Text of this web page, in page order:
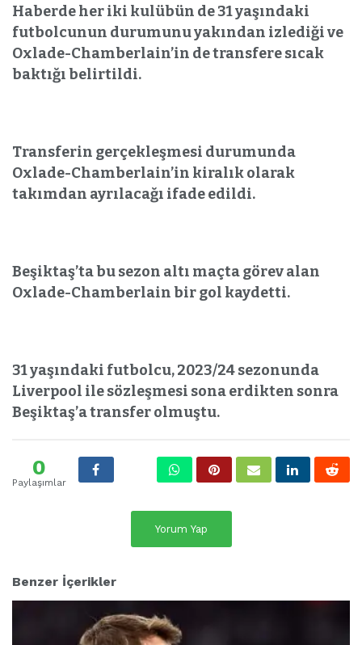
Haberde her iki kulübün de 31 yaşındaki
futbolcunun durumunu yakından izlediği ve
Oxlade-Chamberlain’in de transfere sıcak
baktığı belirtildi.
Transferin gerçekleşmesi durumunda
Oxlade-Chamberlain’in kiralık olarak
takımdan ayrılacağı ifade edildi.
Beşiktaş’ta bu sezon altı maçta görev alan
Oxlade-Chamberlain bir gol kaydetti.
31 yaşındaki futbolcu, 2023/24 sezonunda
Liverpool ile sözleşmesi sona erdikten sonra
Beşiktaş’a transfer olmuştu.
0
Paylaşımlar
Yorum Yap
Benzer İçerikler